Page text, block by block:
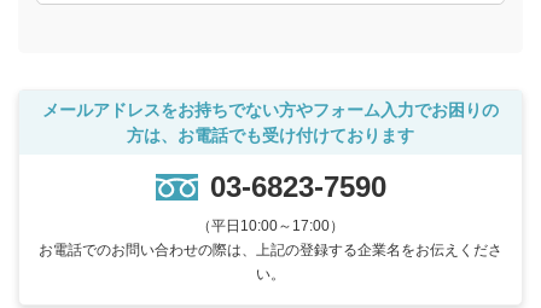
メールアドレスをお持ちでない方やフォーム入力でお困りの
方は、お電話でも受け付けております
03-6823-7590
（平日10:00～17:00）
お電話でのお問い合わせの際は、上記の登録する企業名をお伝えくださ
い。